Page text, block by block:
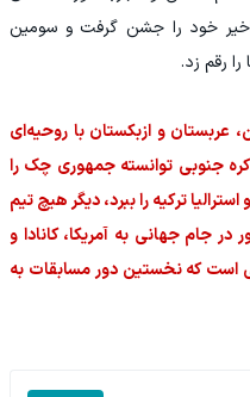
اخیر خود را جشن گرفت و سومین
رقم زد.
عربستان و ازبکستان با روحیه‌ای
جنوبی توانسته جمهوری چک را
ترکیه را ببرد، دیگر هیچ تیم
جام جهانی به آمریکا، کانادا و
است که نخستین دور مسابقات به